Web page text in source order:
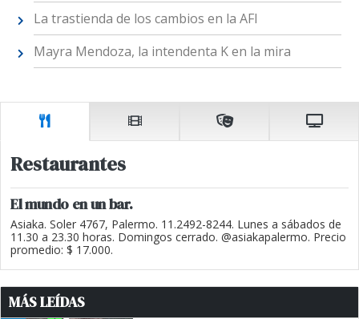
La trastienda de los cambios en la AFI
Mayra Mendoza, la intendenta K en la mira
Restaurantes
El mundo en un bar.
Asiaka. Soler 4767, Palermo. 11.2492-8244. Lunes a sábados de
11.30 a 23.30 horas. Domingos cerrado. @asiakapalermo. Precio
promedio: $ 17.000.
MÁS LEÍDAS